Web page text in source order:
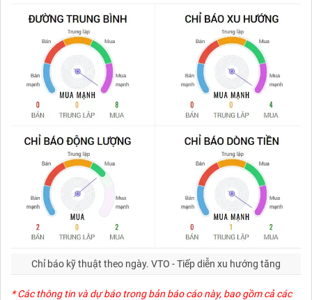
Chỉ báo kỹ thuật theo ngày. VTO - Tiếp diễn xu hướng tăng
* Các thông tin và dự báo trong bản báo cáo này, bao gồm cả các